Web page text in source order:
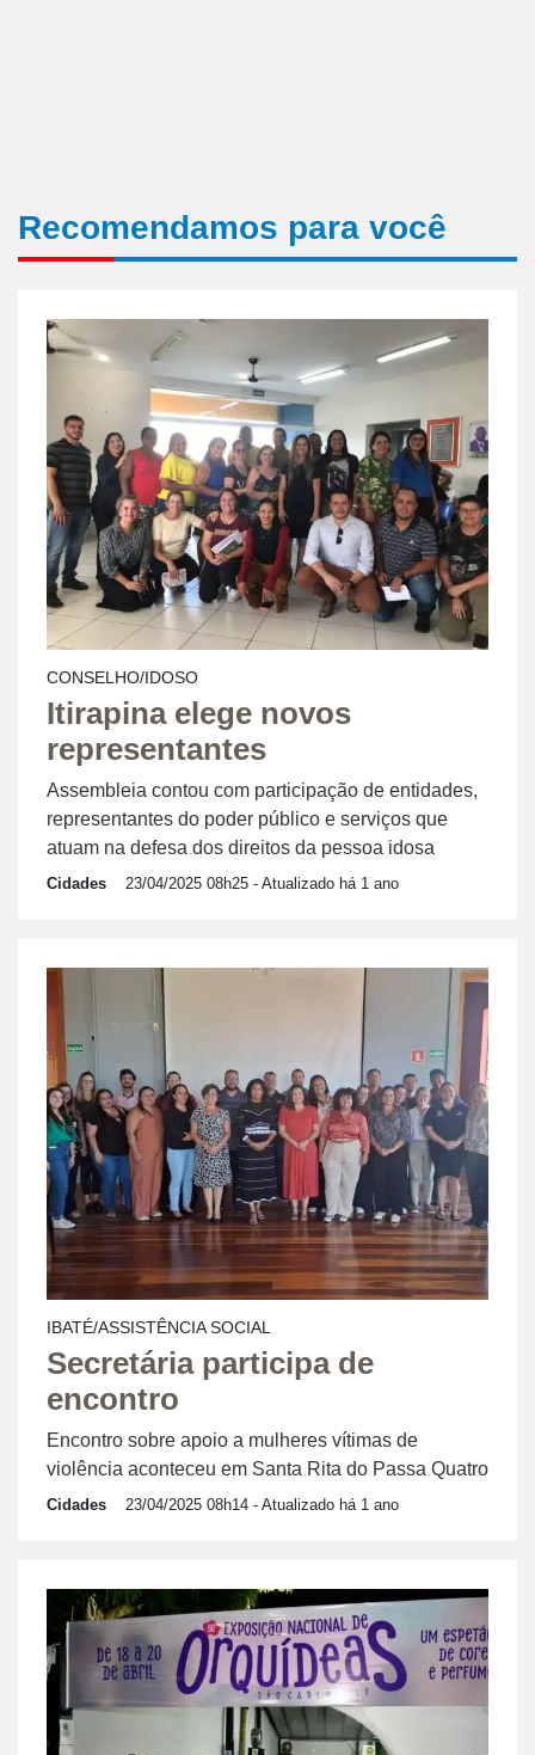
Recomendamos para você
CONSELHO/IDOSO
Itirapina elege novos
representantes
Assembleia contou com participação de entidades,
representantes do poder público e serviços que
atuam na defesa dos direitos da pessoa idosa
Cidades 23/04/2025 08h25 - Atualizado há 1 ano
IBATÉ/ASSISTÊNCIA SOCIAL
Secretária participa de
encontro
Encontro sobre apoio a mulheres vítimas de
violência aconteceu em Santa Rita do Passa Quatro
Cidades 23/04/2025 08h14 - Atualizado há 1 ano